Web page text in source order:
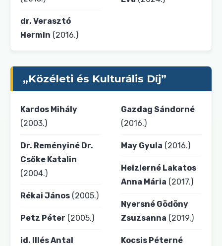
dr. Verasztó
Hermin (2016.)
„Közéleti és Kulturális Díj”
Kardos Mihály
(2003.)
Dr. Reményiné Dr.
Csőke Katalin
(2004.)
Rékai János (2005.)
Petz Péter (2005.)
id. Illés Antal
Gazdag Sándorné
(2016.)
May Gyula (2016.)
Heizlerné Lakatos
Anna Mária (2017.)
Nyersné Gödöny
Zsuzsanna (2019.)
Kocsis Péterné